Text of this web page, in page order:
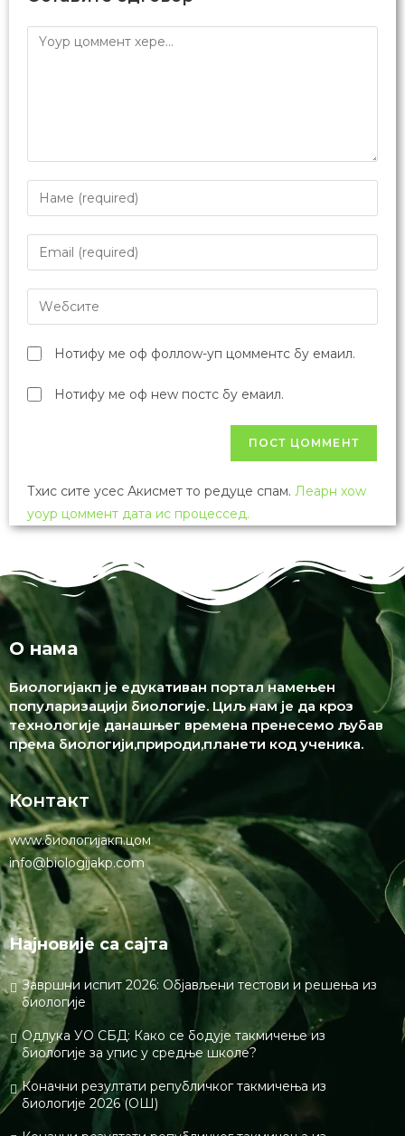
програмира и учествује у
Превиоус Пост
Републичко такмичење из биологије: сатница
за 8 разред (29.мај)
Неxт Пост
Републичко такмичење из биологије 2022:
Оставите одговор
Нотифy ме оф фоллоw-уп цомментс бy емаил.
Нотифy ме оф неw постс бy емаил.
Тхис сите усес Акисмет то редуце спам.
Леарн хоw
yоур цоммент дата ис процессед.